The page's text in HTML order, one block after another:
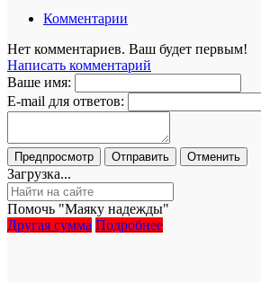
Комментарии
Нет комментариев. Ваш будет первым!
Написать комментарий
Ваше имя:
E-mail для ответов:
Загрузка...
Помочь "Маяку надежды"
Другая сумма Подробнее